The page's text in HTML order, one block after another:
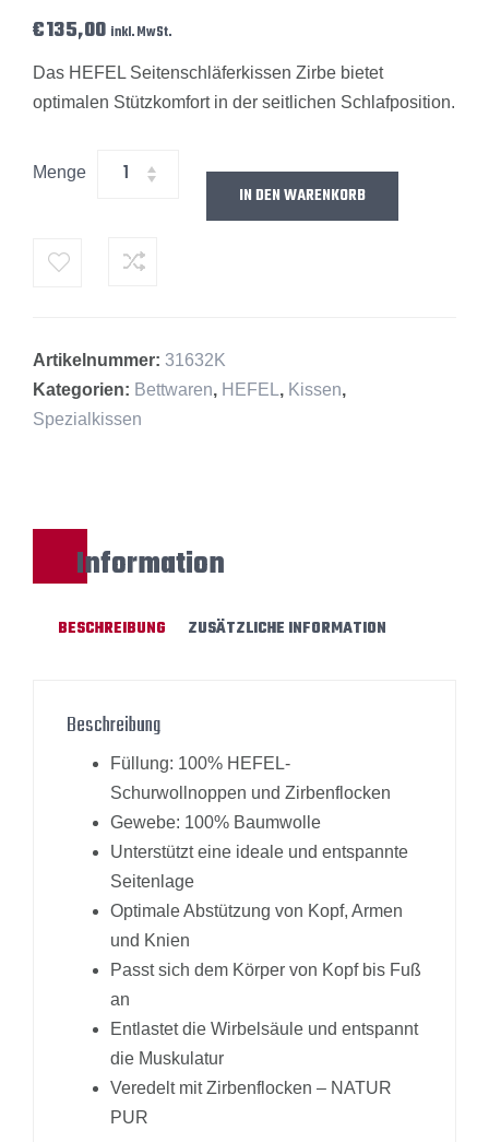
€135,00 inkl. MwSt.
Das HEFEL Seitenschläferkissen Zirbe bietet
optimalen Stützkomfort in der seitlichen Schlafposition.
Menge
IN DEN WARENKORB
Artikelnummer: 31632K
Kategorien: Bettwaren, HEFEL, Kissen,
Spezialkissen
Information
BESCHREIBUNG ZUSÄTZLICHE INFORMATION
Beschreibung
Füllung: 100% HEFEL-
Schurwollnoppen und Zirbenflocken
Gewebe: 100% Baumwolle
Unterstützt eine ideale und entspannte
Seitenlage
Optimale Abstützung von Kopf, Armen
und Knien
Passt sich dem Körper von Kopf bis Fuß
an
Entlastet die Wirbelsäule und entspannt
die Muskulatur
Veredelt mit Zirbenflocken – NATUR
PUR